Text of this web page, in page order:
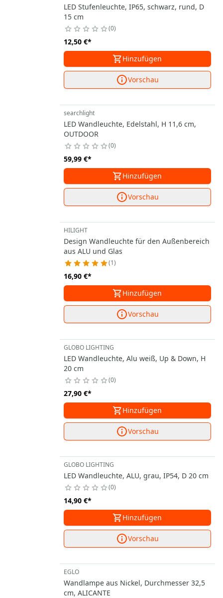
LED Stufenleuchte, IP65, schwarz, rund, D
15 cm
0
12,50 €*
Hinzufügen
Vorschau
searchlight
LED Wandleuchte, Edelstahl, H 11,6 cm,
OUTDOOR
0
59,99 €*
Hinzufügen
Vorschau
HILIGHT
Design Wandleuchte für den Außenbereich
aus ALU und Glas
1
16,90 €*
Hinzufügen
Vorschau
GLOBO LIGHTING
LED Wandleuchte, Alu weiß, Up & Down, H
20 cm
0
27,90 €*
Hinzufügen
Vorschau
GLOBO LIGHTING
LED Wandleuchte, ALU, grau, IP54, D 20 cm
0
14,90 €*
Hinzufügen
Vorschau
EGLO
Wandlampe aus Nickel, Durchmesser 32,5
cm, ALICANTE